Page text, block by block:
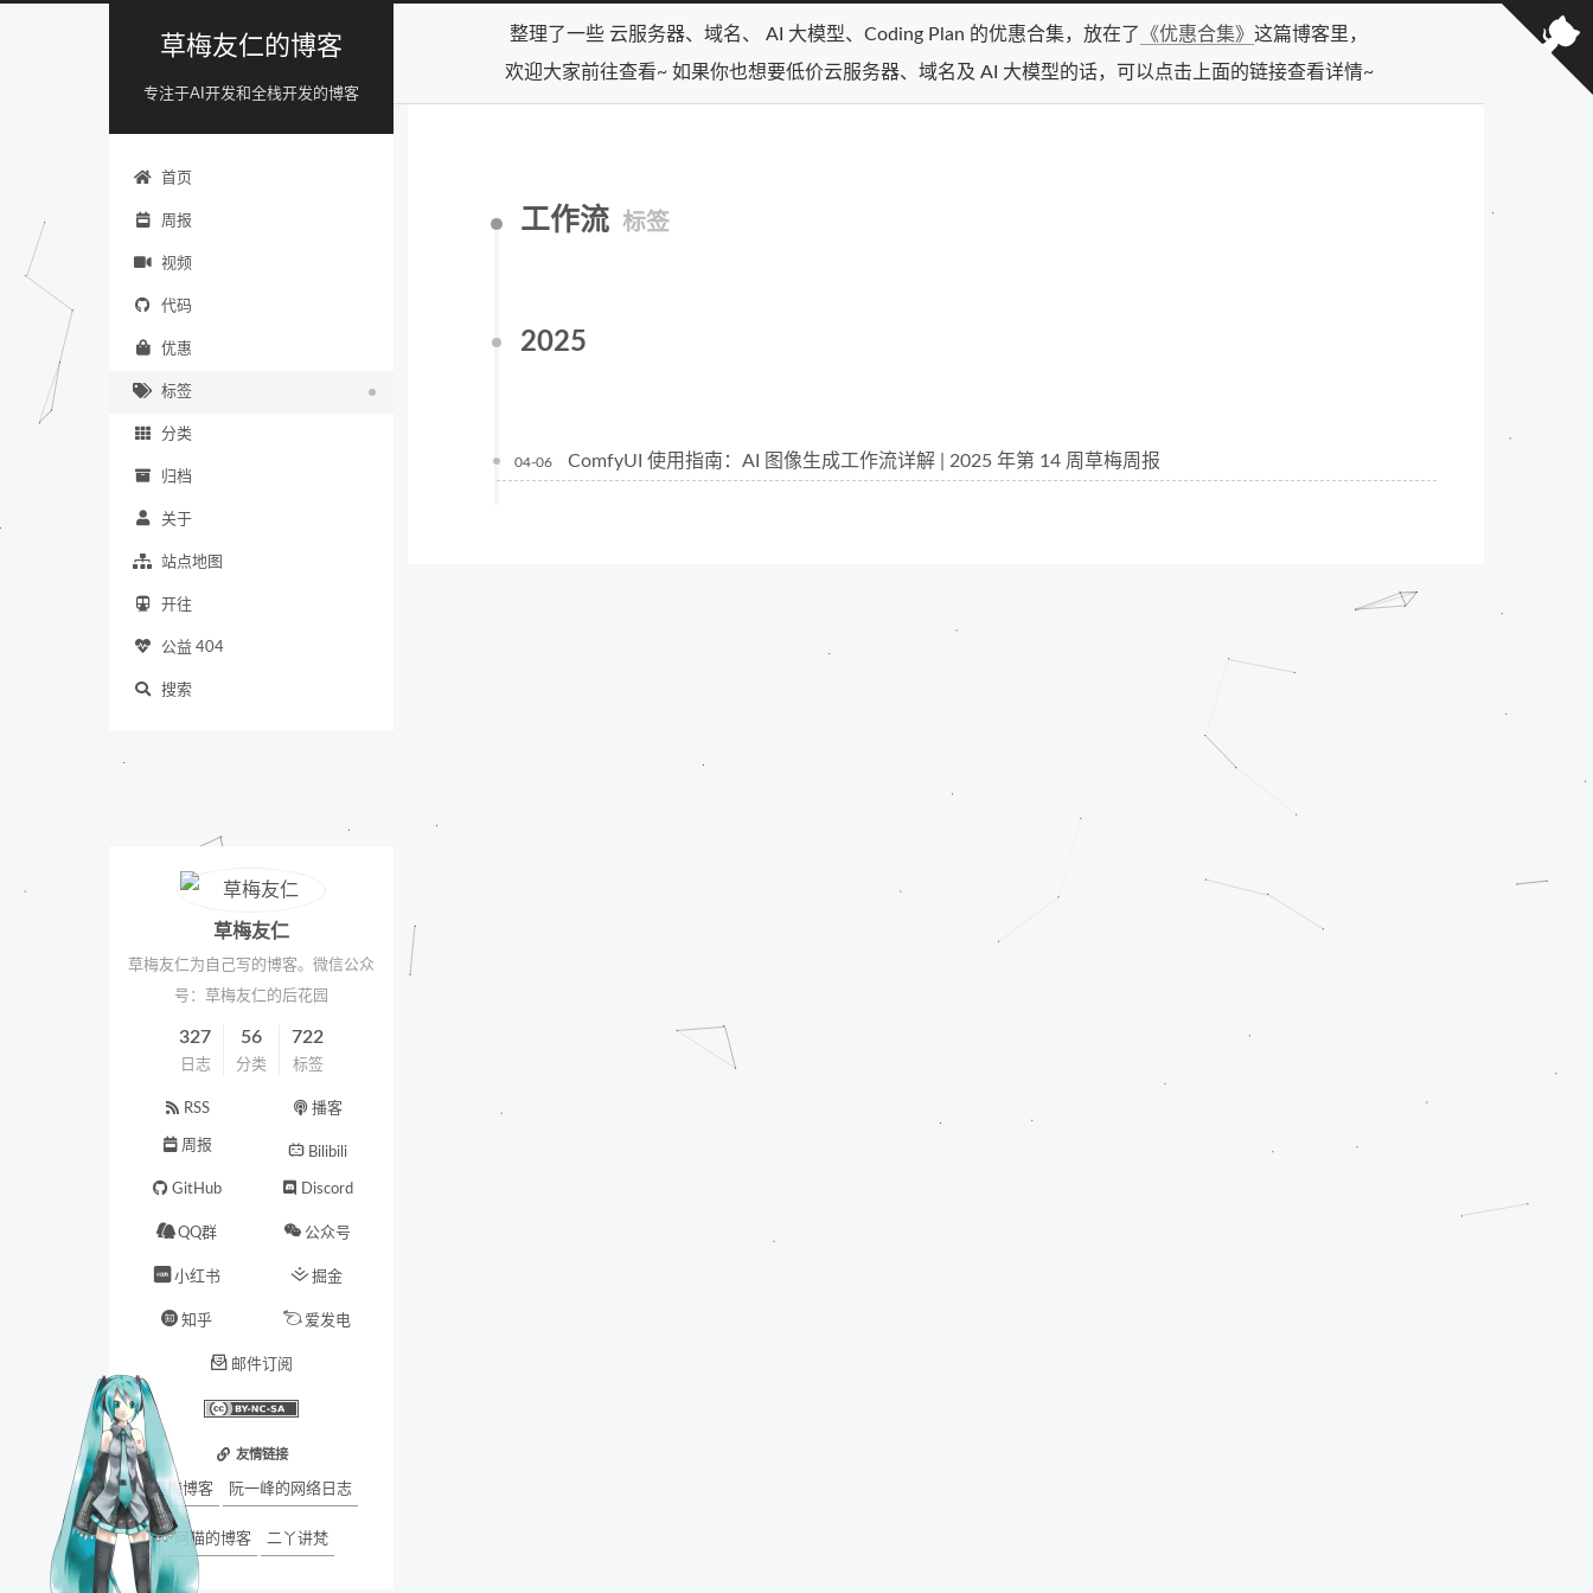
整理了一些 云服务器、域名、 AI 大模型、Coding Plan 的优惠合集，放在了 《优惠合集》 这篇博客里，
欢迎大家前往查看~ 如果你也想要低价云服务器、域名及 AI 大模型的话，可以点击上面的链接查看详情~
草梅友仁的博客
专注于AI开发和全栈开发的博客
首页
周报
视频
代码
优惠
标签
分类
归档
关于
站点地图
开往
公益 404
搜索
工作流 标签
2025
04-06 ComfyUI 使用指南：AI 图像生成工作流详解 | 2025 年第 14 周草梅周报
草梅友仁
草梅友仁为自己写的博客。微信公众
号：草梅友仁的后花园
327
日志
56
分类
722
标签
RSS 播客
周报 Bilibili
GitHub Discord
QQ群 公众号
小红书 掘金
知乎 爱发电
邮件订阅
友情链接
墨梅博客 阮一峰的网络日志
阿猫的博客 二丫讲梵